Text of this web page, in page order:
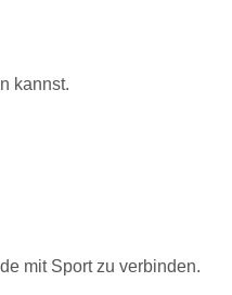
kannst.
mit Sport zu verbinden.